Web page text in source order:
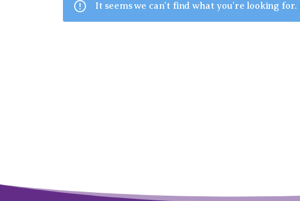
It seems we can’t find what you’re looking